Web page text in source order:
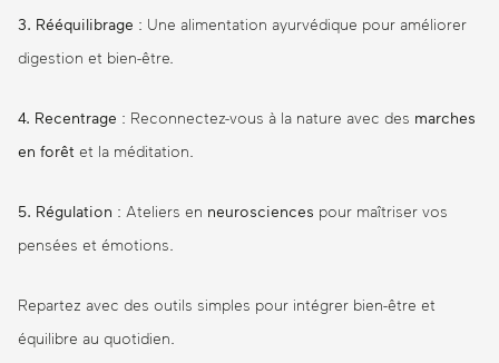
3. Rééquilibrage : Une alimentation ayurvédique pour améliorer
digestion et bien-être.
4. Recentrage : Reconnectez-vous à la nature avec des marches
en forêt et la méditation.
5. Régulation : Ateliers en neurosciences pour maîtriser vos
pensées et émotions.
Repartez avec des outils simples pour intégrer bien-être et
équilibre au quotidien.